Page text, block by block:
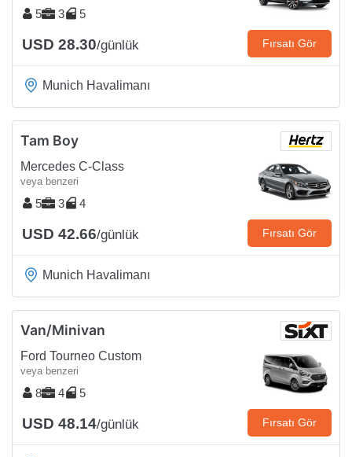
5 3 5
USD 28.30/günlük Fırsatı Gör
Munich Havalimanı
Tam Boy
Mercedes C-Class
veya benzeri
5 3 4
USD 42.66/günlük Fırsatı Gör
Munich Havalimanı
Van/Minivan
Ford Tourneo Custom
veya benzeri
8 4 5
USD 48.14/günlük Fırsatı Gör